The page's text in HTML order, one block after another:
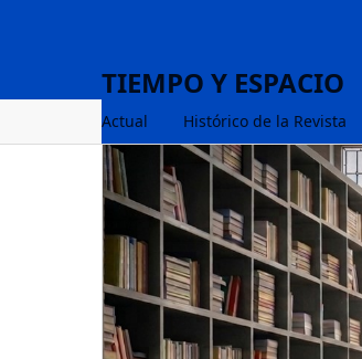
TIEMPO Y ESPACIO
Actual Histórico de la Revista